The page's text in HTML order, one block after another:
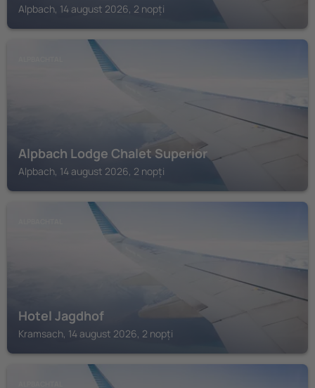
Alpbach, 14 august 2026, 2 nopți
Alpbach Lodge Chalet Superior
Alpbach, 14 august 2026, 2 nopți
Hotel Jagdhof
Kramsach, 14 august 2026, 2 nopți